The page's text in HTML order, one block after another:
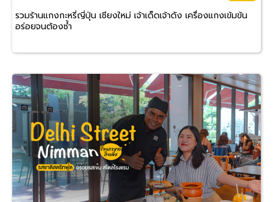
รวมร้านแกงกะหรี่ญี่ปุ่น เชียงใหม่ เจ้าเด็ดเจ้าดัง เครื่องแกงเข้มข้น
อร่อยจนต้องซ้ำ